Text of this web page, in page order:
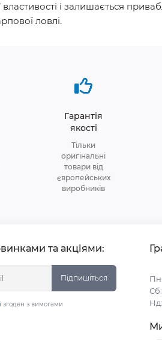
властивості і залишається
ловлі.
Гарантія
якості
Тільки
оригінальні
товари від
європейських
виробників
та акціями:
Підпишіться
і згоден з вимогами
Сб:
Нд: